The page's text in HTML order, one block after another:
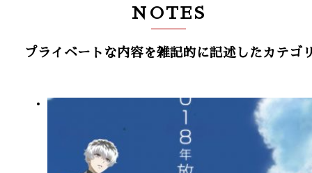
NOTES
プライベートな内容を雑記的に記述したカテゴ